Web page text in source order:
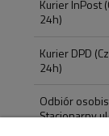
Kurier InPost
24h)
Kurier DPD
24h)
Odbiór
Stacjonarny